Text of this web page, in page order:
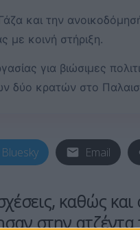
και την
με κοινή στήριξη.
για βιώσιμες
δύο κρατών στο
Bluesky Email
καθώς και
στην